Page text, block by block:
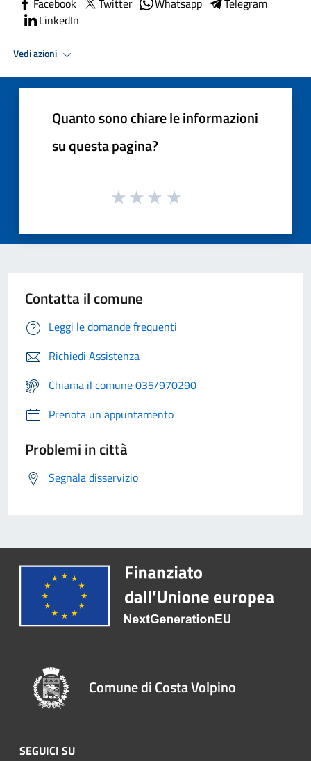
LinkedIn
Vedi azioni
Quanto sono chiare le informazioni
su questa pagina?
Contatta il comune
Leggi le domande frequenti
Richiedi Assistenza
Chiama il comune 035/970290
Prenota un appuntamento
Problemi in città
Segnala disservizio
Comune di Costa Volpino
SEGUICI SU